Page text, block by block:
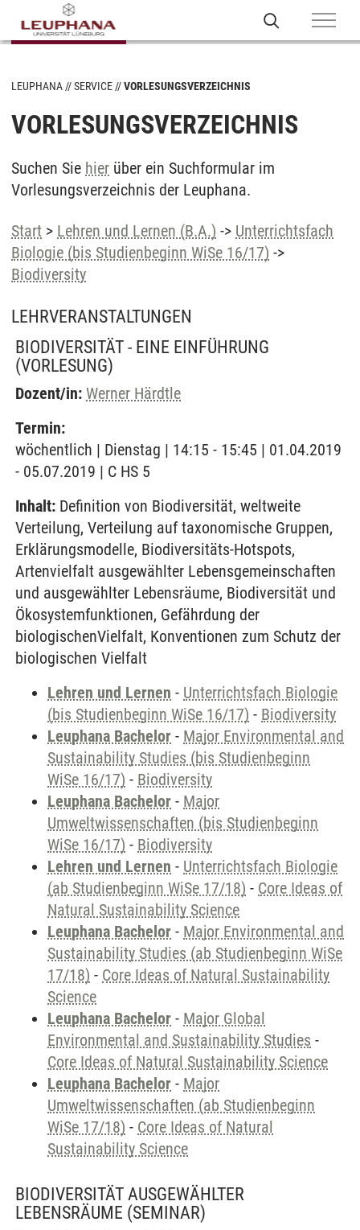
LEUPHANA SERVICE VORLESUNGSVERZEICHNIS
VORLESUNGSVERZEICHNIS
Suchen Sie hier über ein Suchformular im
Vorlesungsverzeichnis der Leuphana.
Start > Lehren und Lernen (B.A.) -> Unterrichtsfach
Biologie (bis Studienbeginn WiSe 16/17) ->
Biodiversity
LEHRVERANSTALTUNGEN
BIODIVERSITÄT - EINE EINFÜHRUNG
(VORLESUNG)
Dozent/in: Werner Härdtle
Termin:
wöchentlich | Dienstag | 14:15 - 15:45 | 01.04.2019
- 05.07.2019 | C HS 5
Inhalt: Definition von Biodiversität, weltweite
Verteilung, Verteilung auf taxonomische Gruppen,
Erklärungsmodelle, Biodiversitäts-Hotspots,
Artenvielfalt ausgewählter Lebensgemeinschaften
und ausgewählter Lebensräume, Biodiversität und
Ökosystemfunktionen, Gefährdung der
biologischenVielfalt, Konventionen zum Schutz der
biologischen Vielfalt
Lehren und Lernen - Unterrichtsfach Biologie
(bis Studienbeginn WiSe 16/17) - Biodiversity
Leuphana Bachelor - Major Environmental and
Sustainability Studies (bis Studienbeginn
WiSe 16/17) - Biodiversity
Leuphana Bachelor - Major
Umweltwissenschaften (bis Studienbeginn
WiSe 16/17) - Biodiversity
Lehren und Lernen - Unterrichtsfach Biologie
(ab Studienbeginn WiSe 17/18) - Core Ideas of
Natural Sustainability Science
Leuphana Bachelor - Major Environmental and
Sustainability Studies (ab Studienbeginn WiSe
17/18) - Core Ideas of Natural Sustainability
Science
Leuphana Bachelor - Major Global
Environmental and Sustainability Studies -
Core Ideas of Natural Sustainability Science
Leuphana Bachelor - Major
Umweltwissenschaften (ab Studienbeginn
WiSe 17/18) - Core Ideas of Natural
Sustainability Science
BIODIVERSITÄT AUSGEWÄHLTER
LEBENSRÄUME (SEMINAR)